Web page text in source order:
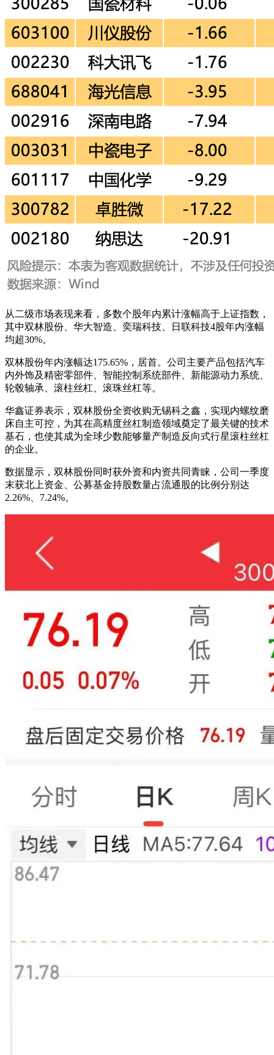
从二级市场表现来看，多数个股年内累计涨幅高于上证指数，
其中双林股份、华大智造、奕瑞科技、日联科技4股年内涨幅
均超30%。
双林股份年内涨幅达175.65%，居首。公司主要产品包括汽车
内外饰及精密零部件、智能控制系统部件、新能源动力系统、
轮毂轴承、滚柱丝杠、滚珠丝杠等。
华鑫证券表示，双林股份全资收购无锡科之鑫，实现内螺纹磨
床自主可控，为其在高精度丝杠制造领域奠定了最关键的技术
基石，也使其成为全球少数能够量产制造反向式行星滚柱丝杠
的企业。
数据显示，双林股份同时获外资和内资共同青睐，公司一季度
末获北上资金、公募基金持股数量占流通股的比例分别达
2.26%、7.24%。